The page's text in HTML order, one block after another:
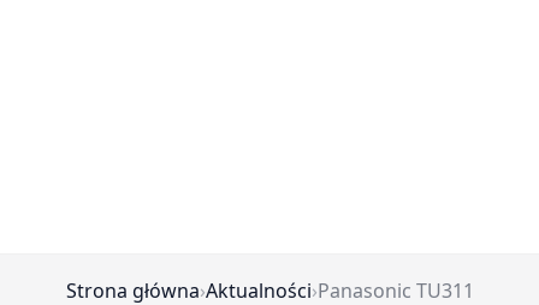
Strona główna›Aktualności›Panasonic TU311